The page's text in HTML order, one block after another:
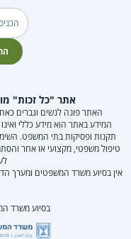
דוא"ל
אתר "כל זכות"
האתר פונה לנשים וגברים
המידע באתר הוא מידע כללי
תקנות ופסיקות בתי המשפט.
טיפול משפטי, מקצועי או אחר
אין בסיוע משרד המשפטים ומערך
בסיוע משרד